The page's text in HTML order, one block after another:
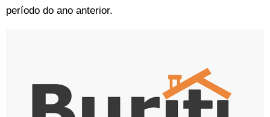
período do ano anterior.